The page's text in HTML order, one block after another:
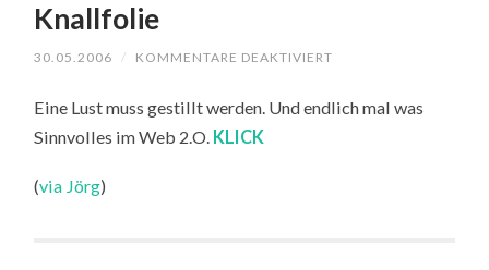
Knallfolie
30.05.2006 / KOMMENTARE DEAKTIVIERT
Eine Lust muss gestillt werden. Und endlich mal was
Sinnvolles im Web 2.O. KLICK
(via Jörg)